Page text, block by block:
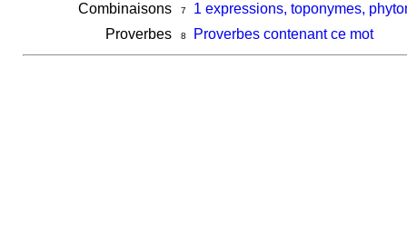
Combinaisons
7
1 expressions, toponymes,
Proverbes
8 Proverbes contenant ce mot